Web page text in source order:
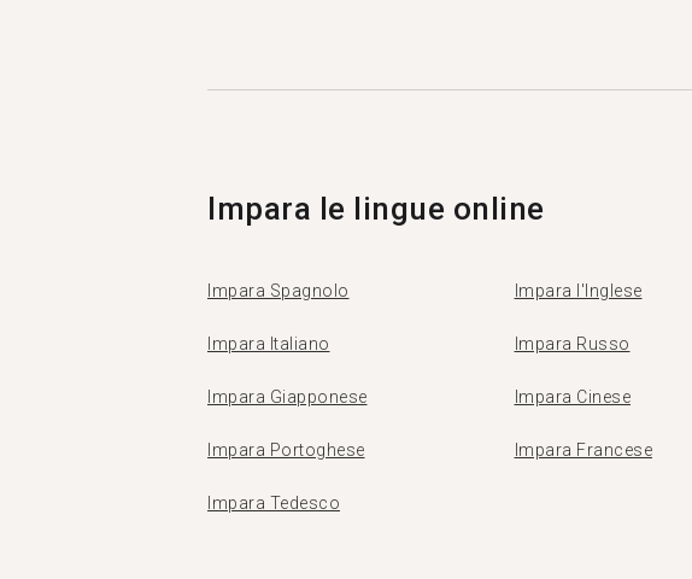
Impara le lingue online
Impara Spagnolo Impara l'Inglese
Impara Italiano Impara Russo
Impara Giapponese Impara Cinese
Impara Portoghese Impara Francese
Impara Tedesco